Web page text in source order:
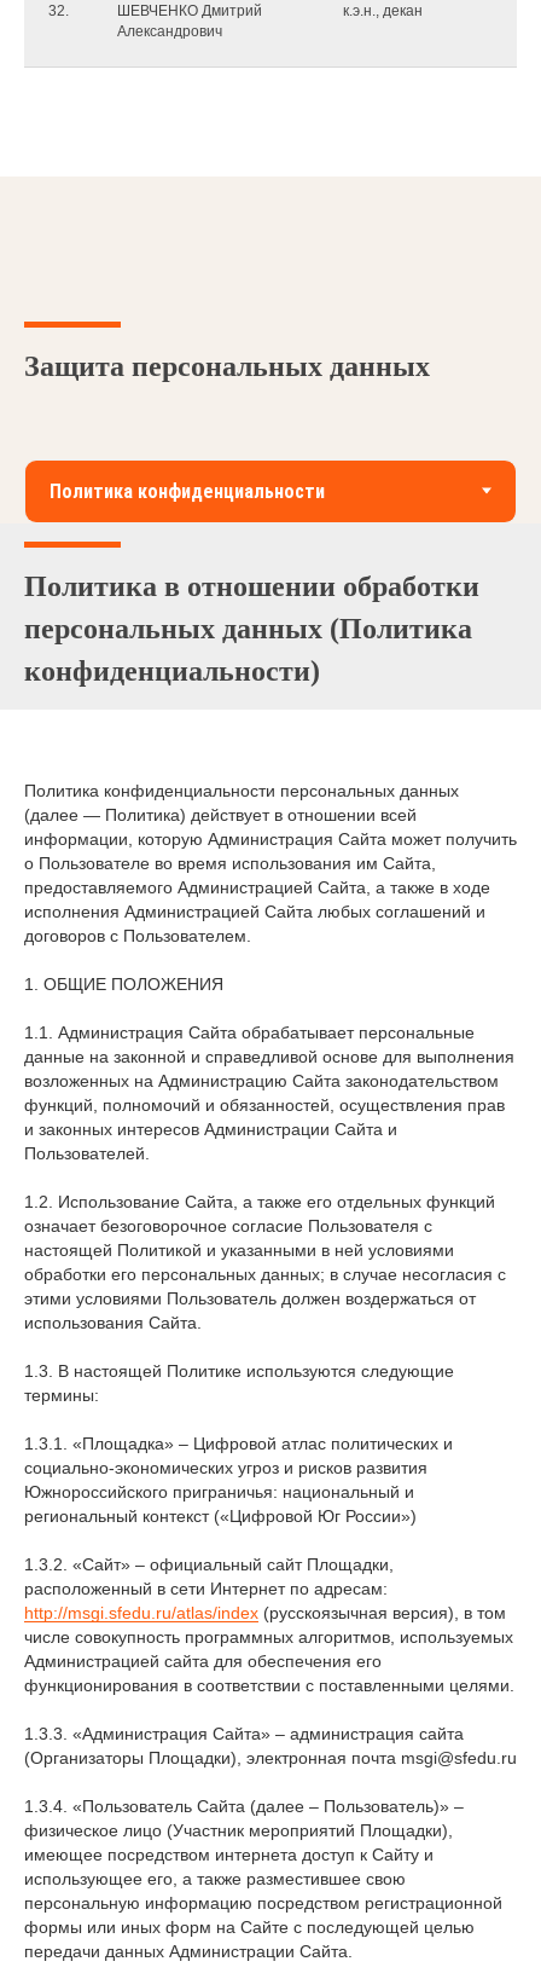
32.
ШЕВЧЕНКО Дмитрий
Александрович
к.э.н., декан
Защита персональных данных
Политика в отношении обработки
персональных данных (Политика
конфиденциальности)
Политика конфиденциальности персональных данных
(далее — Политика) действует в отношении всей
информации, которую Администрация Сайта может получить
о Пользователе во время использования им Сайта,
предоставляемого Администрацией Сайта, а также в ходе
исполнения Администрацией Сайта любых соглашений и
договоров с Пользователем.
1. ОБЩИЕ ПОЛОЖЕНИЯ
1.1. Администрация Сайта обрабатывает персональные
данные на законной и справедливой основе для выполнения
возложенных на Администрацию Сайта законодательством
функций, полномочий и обязанностей, осуществления прав
и законных интересов Администрации Сайта и
Пользователей.
1.2. Использование Сайта, а также его отдельных функций
означает безоговорочное согласие Пользователя с
настоящей Политикой и указанными в ней условиями
обработки его персональных данных; в случае несогласия с
этими условиями Пользователь должен воздержаться от
использования Сайта.
1.3. В настоящей Политике используются следующие
термины:
1.3.1. «Площадка» – Цифровой атлас политических и
социально-экономических угроз и рисков развития
Южнороссийского приграничья: национальный и
региональный контекст («Цифровой Юг России»)
1.3.2. «Сайт» – официальный сайт Площадки,
расположенный в сети Интернет по адресам:
http://msgi.sfedu.ru/atlas/index (русскоязычная версия), в том
числе совокупность программных алгоритмов, используемых
Администрацией сайта для обеспечения его
функционирования в соответствии с поставленными целями.
1.3.3. «Администрация Сайта» – администрация сайта
(Организаторы Площадки), электронная почта msgi@sfedu.ru
1.3.4. «Пользователь Сайта (далее – Пользователь)» –
физическое лицо (Участник мероприятий Площадки),
имеющее посредством интернета доступ к Сайту и
использующее его, а также разместившее свою
персональную информацию посредством регистрационной
формы или иных форм на Сайте с последующей целью
передачи данных Администрации Сайта.